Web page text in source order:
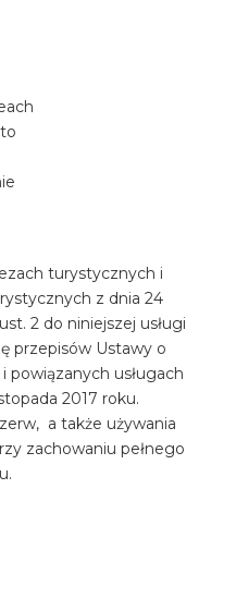
turystycznych i
z dnia 24
2 do niniejszej usługi
przepisów Ustawy o
usługach
2017 roku.
a także używania
zachowaniu pełnego